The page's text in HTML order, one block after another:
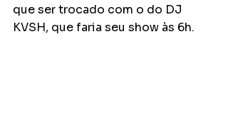
que ser trocado com o do DJ
KVSH, que faria seu show às 6h.